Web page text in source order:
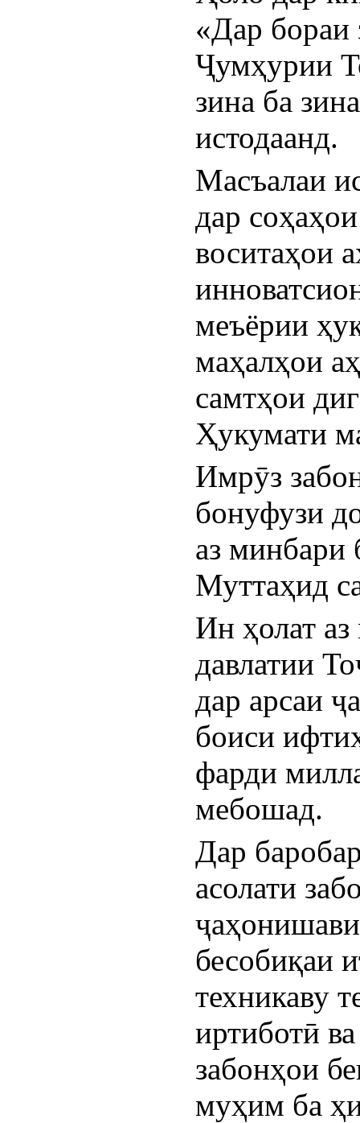
«Дар бораи
Ҷумҳурии
зина ба
истодаанд.
Масъалаи
дар
воситаҳои
меъёрии
маҳалҳои
самтҳои
Ҳукумати
Имрӯз
бонуфузи
аз
Муттаҳид
Ин ҳолат аз
давлатии
дар арсаи
боиси
фарди
мебошад.
Дар
асолати
бесобиқаи
техникаву
иртиботӣ
забонҳои
муҳим ба